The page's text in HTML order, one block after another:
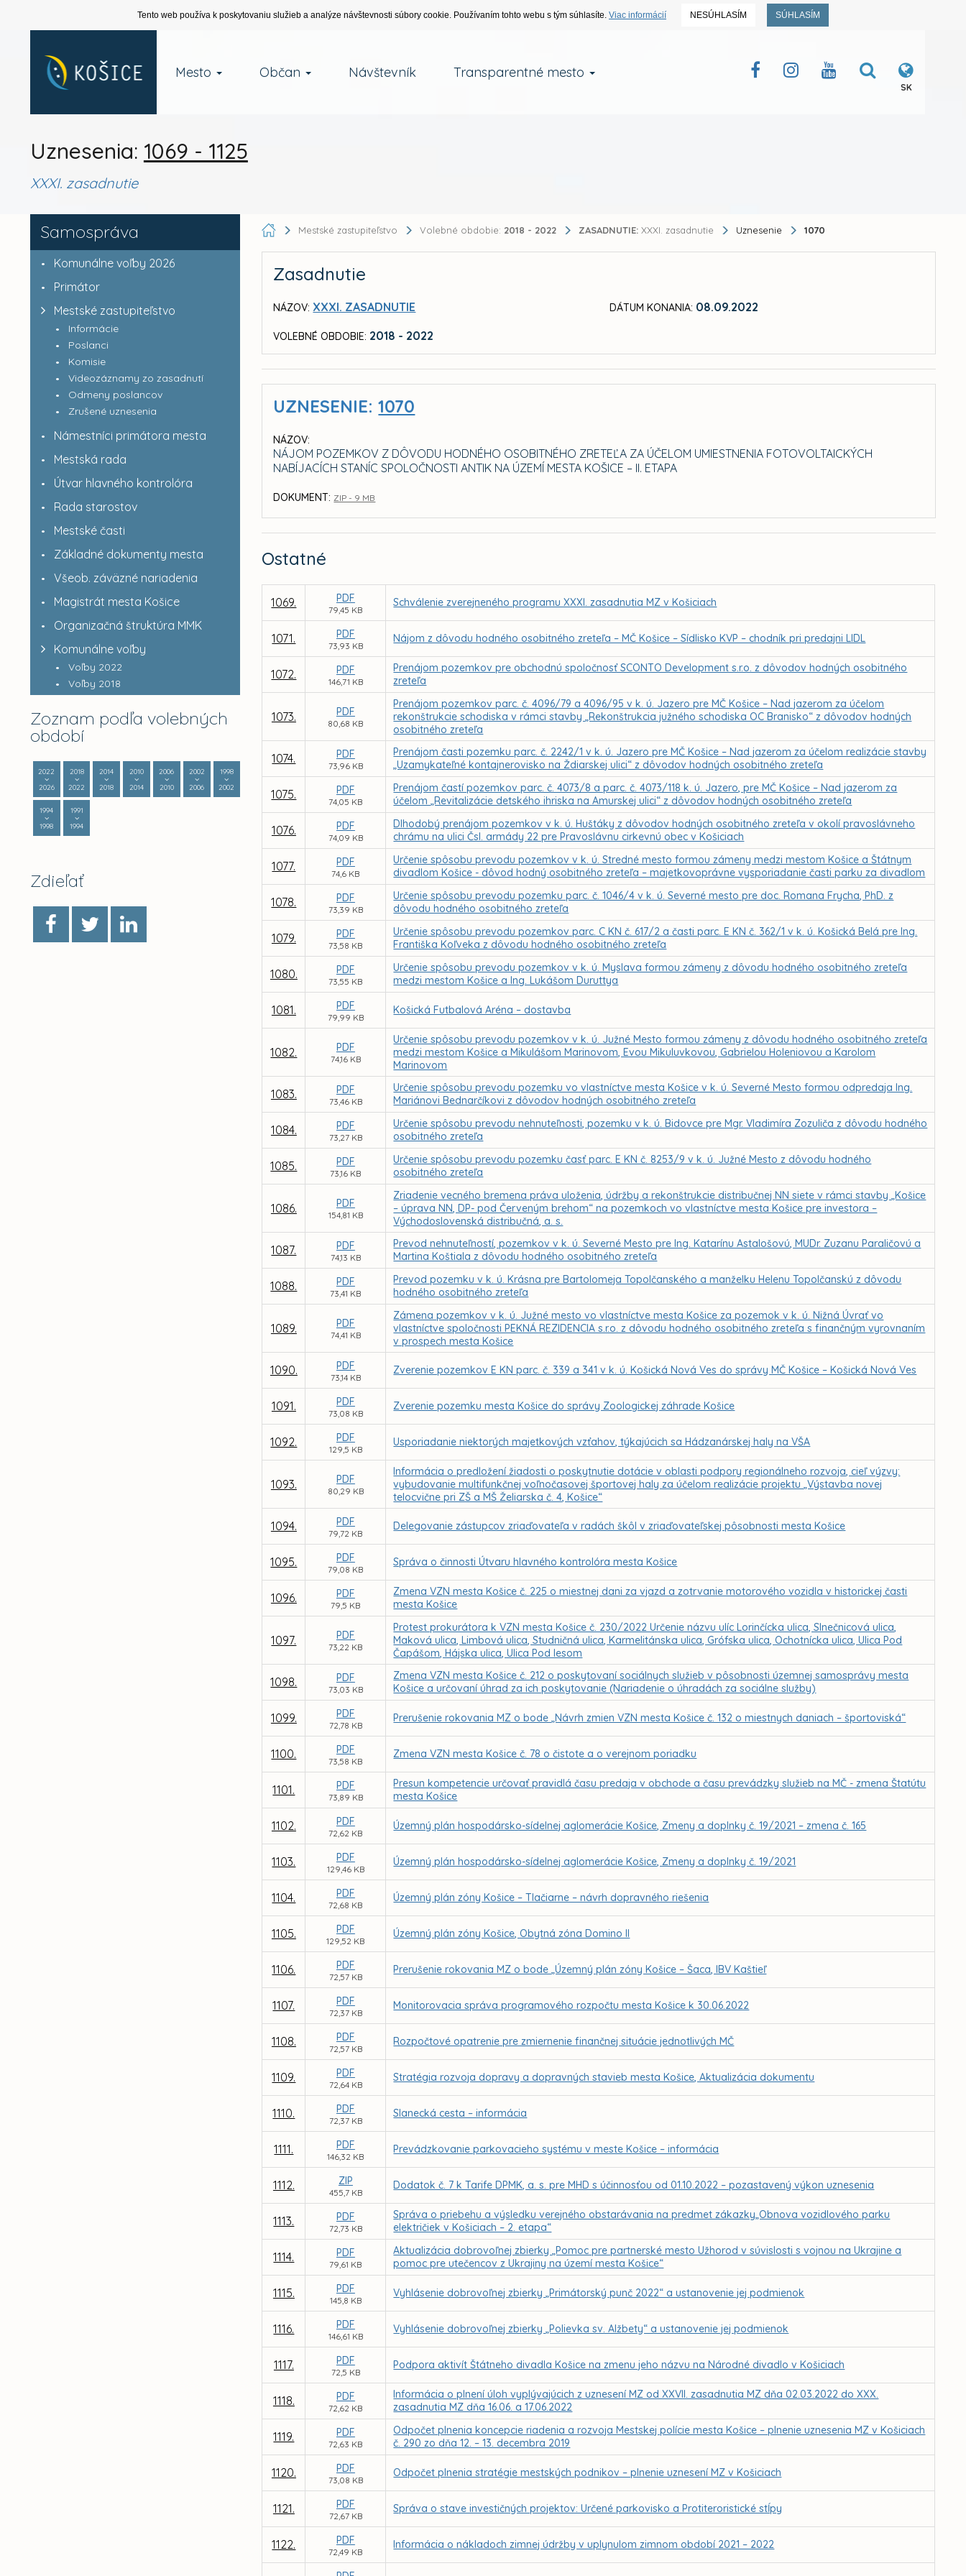
Tento web používa k poskytovaniu služieb a analýze návštevnosti súbory cookie. Používaním tohto webu s tým súhlasíte. Viac informácií NESÚHLASÍM SÚHLASÍM
Mesto Občan Návštevník Transparentné mesto
SK
Uznesenia: 1069 - 1125
XXXI. zasadnutie
Samospráva
Komunálne voľby 2026
Primátor
Mestské zastupiteľstvo
Informácie
Poslanci
Komisie
Videozáznamy zo zasadnutí
Odmeny poslancov
Zrušené uznesenia
Námestníci primátora mesta
Mestská rada
Útvar hlavného kontrolóra
Rada starostov
Mestské časti
Základné dokumenty mesta
Všeob. záväzné nariadenia
Magistrát mesta Košice
Organizačná štruktúra MMK
Komunálne voľby
Voľby 2022
Voľby 2018
Zoznam podľa volebných
období
2022
2026
2018
2022
2014
2018
2010
2014
2006
2010
2002
2006
1998
2002
1994
1998
1991
1994
Zdieľať
Mestské zastupiteľstvo Volebné obdobie: 2018 - 2022 ZASADNUTIE: XXXI. zasadnutie Uznesenie 1070
Zasadnutie
NÁZOV: XXXI. ZASADNUTIE
VOLEBNÉ OBDOBIE: 2018 - 2022
DÁTUM KONANIA: 08.09.2022
UZNESENIE:1070
NÁZOV:
NÁJOM POZEMKOV Z DÔVODU HODNÉHO OSOBITNÉHO ZRETEĽA ZA ÚČELOM UMIESTNENIA FOTOVOLTAICKÝCH
NABÍJACÍCH STANÍC SPOLOČNOSTI ANTIK NA ÚZEMÍ MESTA KOŠICE – II. ETAPA
DOKUMENT: ZIP - 9 MB
Ostatné
1069. PDF
79,45 KB
Schválenie zverejneného programu XXXI. zasadnutia MZ v Košiciach
1071. PDF
73,93 KB
Nájom z dôvodu hodného osobitného zreteľa – MČ Košice – Sídlisko KVP – chodník pri predajni LIDL
1072. PDF
146,71 KB
Prenájom pozemkov pre obchodnú spoločnosť SCONTO Development s.r.o. z dôvodov hodných osobitného
zreteľa
1073. PDF
80,68 KB
Prenájom pozemkov parc. č. 4096/79 a 4096/95 v k. ú. Jazero pre MČ Košice – Nad jazerom za účelom
rekonštrukcie schodiska v rámci stavby „Rekonštrukcia južného schodiska OC Branisko“ z dôvodov hodných
osobitného zreteľa
1074. PDF
73,96 KB
Prenájom časti pozemku parc. č. 2242/1 v k. ú. Jazero pre MČ Košice – Nad jazerom za účelom realizácie stavby
„Uzamykateľné kontajnerovisko na Ždiarskej ulici“ z dôvodov hodných osobitného zreteľa
1075. PDF
74,05 KB
Prenájom častí pozemkov parc. č. 4073/8 a parc. č. 4073/118 k. ú. Jazero, pre MČ Košice – Nad jazerom za
účelom „Revitalizácie detského ihriska na Amurskej ulici“ z dôvodov hodných osobitného zreteľa
1076. PDF
74,09 KB
Dlhodobý prenájom pozemkov v k. ú. Huštáky z dôvodov hodných osobitného zreteľa v okolí pravoslávneho
chrámu na ulici Čsl. armády 22 pre Pravoslávnu cirkevnú obec v Košiciach
1077. PDF
74,6 KB
Určenie spôsobu prevodu pozemkov v k. ú. Stredné mesto formou zámeny medzi mestom Košice a Štátnym
divadlom Košice - dôvod hodný osobitného zreteľa – majetkovoprávne vysporiadanie časti parku za divadlom
1078. PDF
73,39 KB
Určenie spôsobu prevodu pozemku parc. č. 1046/4 v k. ú. Severné mesto pre doc. Romana Frycha, PhD. z
dôvodu hodného osobitného zreteľa
1079. PDF
73,58 KB
Určenie spôsobu prevodu pozemkov parc. C KN č. 617/2 a časti parc. E KN č. 362/1 v k. ú. Košická Belá pre Ing.
Františka Koľveka z dôvodu hodného osobitného zreteľa
1080. PDF
73,55 KB
Určenie spôsobu prevodu pozemkov v k. ú. Myslava formou zámeny z dôvodu hodného osobitného zreteľa
medzi mestom Košice a Ing. Lukášom Duruttya
1081. PDF
79,99 KB
Košická Futbalová Aréna – dostavba
1082. PDF
74,16 KB
Určenie spôsobu prevodu pozemkov v k. ú. Južné Mesto formou zámeny z dôvodu hodného osobitného zreteľa
medzi mestom Košice a Mikulášom Marinovom, Evou Mikuluvkovou, Gabrielou Holeniovou a Karolom
Marinovom
1083. PDF
73,46 KB
Určenie spôsobu prevodu pozemku vo vlastníctve mesta Košice v k. ú. Severné Mesto formou odpredaja Ing.
Mariánovi Bednarčíkovi z dôvodov hodných osobitného zreteľa
1084. PDF
73,27 KB
Určenie spôsobu prevodu nehnuteľnosti, pozemku v k. ú. Bidovce pre Mgr. Vladimíra Zozuliča z dôvodu hodného
osobitného zreteľa
1085. PDF
73,16 KB
Určenie spôsobu prevodu pozemku časť parc. E KN č. 8253/9 v k. ú. Južné Mesto z dôvodu hodného
osobitného zreteľa
1086. PDF
154,81 KB
Zriadenie vecného bremena práva uloženia, údržby a rekonštrukcie distribučnej NN siete v rámci stavby „Košice
– úprava NN, DP- pod Červeným brehom“ na pozemkoch vo vlastníctve mesta Košice pre investora –
Východoslovenská distribučná, a. s.
1087. PDF
74,13 KB
Prevod nehnuteľností, pozemkov v k. ú. Severné Mesto pre Ing. Katarínu Astalošovú, MUDr. Zuzanu Paraličovú a
Martina Koštiala z dôvodu hodného osobitného zreteľa
1088. PDF
73,41 KB
Prevod pozemku v k. ú. Krásna pre Bartolomeja Topolčanského a manželku Helenu Topolčanskú z dôvodu
hodného osobitného zreteľa
1089. PDF
74,41 KB
Zámena pozemkov v k. ú. Južné mesto vo vlastníctve mesta Košice za pozemok v k. ú. Nižná Úvrať vo
vlastníctve spoločnosti PEKNÁ REZIDENCIA s.r.o. z dôvodu hodného osobitného zreteľa s finančným vyrovnaním
v prospech mesta Košice
1090. PDF
73,14 KB
Zverenie pozemkov E KN parc. č. 339 a 341 v k. ú. Košická Nová Ves do správy MČ Košice – Košická Nová Ves
1091. PDF
73,08 KB
Zverenie pozemku mesta Košice do správy Zoologickej záhrade Košice
1092. PDF
129,5 KB
Usporiadanie niektorých majetkových vzťahov, týkajúcich sa Hádzanárskej haly na VŠA
1093. PDF
80,29 KB
Informácia o predložení žiadosti o poskytnutie dotácie v oblasti podpory regionálneho rozvoja, cieľ výzvy:
vybudovanie multifunkčnej voľnočasovej športovej haly za účelom realizácie projektu „Výstavba novej
telocvične pri ZŠ a MŠ Želiarska č. 4, Košice“
1094. PDF
79,72 KB
Delegovanie zástupcov zriaďovateľa v radách škôl v zriaďovateľskej pôsobnosti mesta Košice
1095. PDF
79,08 KB
Správa o činnosti Útvaru hlavného kontrolóra mesta Košice
1096. PDF
79,5 KB
Zmena VZN mesta Košice č. 225 o miestnej dani za vjazd a zotrvanie motorového vozidla v historickej časti
mesta Košice
1097. PDF
73,22 KB
Protest prokurátora k VZN mesta Košice č. 230/2022 Určenie názvu ulíc Lorinčícka ulica, Slnečnicová ulica,
Maková ulica, Limbová ulica, Studničná ulica, Karmelitánska ulica, Grófska ulica, Ochotnícka ulica, Ulica Pod
Čapášom, Hájska ulica, Ulica Pod lesom
1098. PDF
73,03 KB
Zmena VZN mesta Košice č. 212 o poskytovaní sociálnych služieb v pôsobnosti územnej samosprávy mesta
Košice a určovaní úhrad za ich poskytovanie (Nariadenie o úhradách za sociálne služby)
1099. PDF
72,78 KB
Prerušenie rokovania MZ o bode „Návrh zmien VZN mesta Košice č. 132 o miestnych daniach – športoviská“
1100. PDF
73,58 KB
Zmena VZN mesta Košice č. 78 o čistote a o verejnom poriadku
1101. PDF
73,89 KB
Presun kompetencie určovať pravidlá času predaja v obchode a času prevádzky služieb na MČ - zmena Štatútu
mesta Košice
1102. PDF
72,62 KB
Územný plán hospodársko-sídelnej aglomerácie Košice, Zmeny a doplnky č. 19/2021 – zmena č. 165
1103. PDF
129,46 KB
Územný plán hospodársko-sídelnej aglomerácie Košice, Zmeny a doplnky č. 19/2021
1104. PDF
72,68 KB
Územný plán zóny Košice – Tlačiarne – návrh dopravného riešenia
1105. PDF
129,52 KB
Územný plán zóny Košice, Obytná zóna Domino II
1106. PDF
72,57 KB
Prerušenie rokovania MZ o bode „Územný plán zóny Košice – Šaca, IBV Kaštieľ
1107. PDF
72,37 KB
Monitorovacia správa programového rozpočtu mesta Košice k 30.06.2022
1108. PDF
72,57 KB
Rozpočtové opatrenie pre zmiernenie finančnej situácie jednotlivých MČ
1109. PDF
72,64 KB
Stratégia rozvoja dopravy a dopravných stavieb mesta Košice, Aktualizácia dokumentu
1110. PDF
72,37 KB
Slanecká cesta – informácia
1111. PDF
146,32 KB
Prevádzkovanie parkovacieho systému v meste Košice – informácia
1112. ZIP
455,7 KB
Dodatok č. 7 k Tarife DPMK, a. s. pre MHD s účinnosťou od 01.10.2022 – pozastavený výkon uznesenia
1113. PDF
72,73 KB
Správa o priebehu a výsledku verejného obstarávania na predmet zákazky„Obnova vozidlového parku
električiek v Košiciach – 2. etapa“
1114. PDF
79,61 KB
Aktualizácia dobrovoľnej zbierky „Pomoc pre partnerské mesto Užhorod v súvislosti s vojnou na Ukrajine a
pomoc pre utečencov z Ukrajiny na území mesta Košice“
1115. PDF
145,8 KB
Vyhlásenie dobrovoľnej zbierky „Primátorský punč 2022“ a ustanovenie jej podmienok
1116. PDF
146,61 KB
Vyhlásenie dobrovoľnej zbierky „Polievka sv. Alžbety“ a ustanovenie jej podmienok
1117. PDF
72,5 KB
Podpora aktivít Štátneho divadla Košice na zmenu jeho názvu na Národné divadlo v Košiciach
1118. PDF
72,62 KB
Informácia o plnení úloh vyplývajúcich z uznesení MZ od XXVII. zasadnutia MZ dňa 02.03.2022 do XXX.
zasadnutia MZ dňa 16.06. a 17.06.2022
1119. PDF
72,63 KB
Odpočet plnenia koncepcie riadenia a rozvoja Mestskej polície mesta Košice – plnenie uznesenia MZ v Košiciach
č. 290 zo dňa 12. – 13. decembra 2019
1120. PDF
73,08 KB
Odpočet plnenia stratégie mestských podnikov – plnenie uznesení MZ v Košiciach
1121. PDF
72,67 KB
Správa o stave investičných projektov: Určené parkovisko a Protiteroristické stĺpy
1122. PDF
72,49 KB
Informácia o nákladoch zimnej údržby v uplynulom zimnom období 2021 – 2022